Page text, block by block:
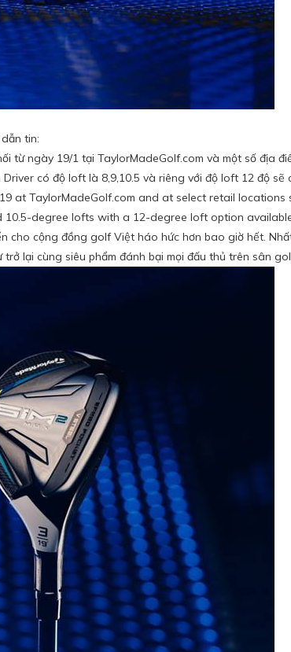
tin:
từ ngày 19/1 tại TaylorMadeGolf.com và một số địa
có độ loft là 8,9,10.5 và riêng với độ loft 12 độ sẽ
at TaylorMadeGolf.com and at select retail locations
degree lofts with a 12-degree loft option
cho cộng đồng golf Việt háo hức hơn bao giờ hết.
lại cùng siêu phẩm đánh bại mọi đấu thủ trên sân